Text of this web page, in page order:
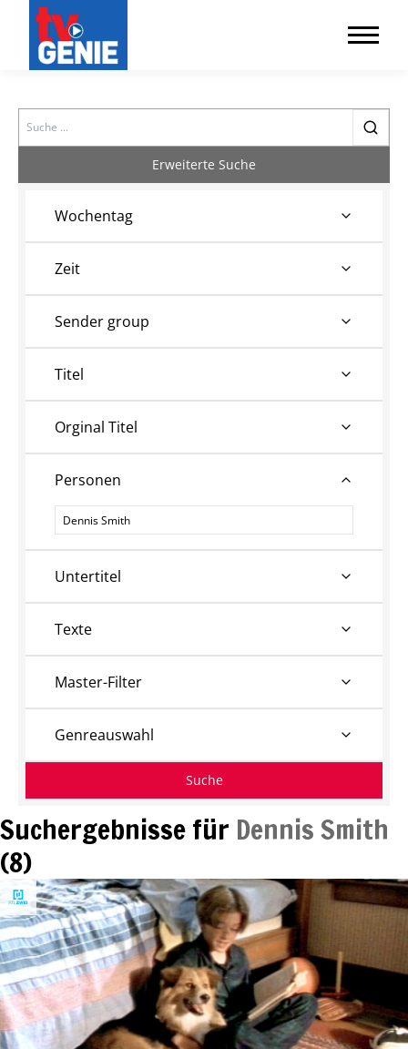
Search
Suchergebnisse für Dennis Smith
(8)
Erweiterte Suche
Wochentag
Zeit
Sender group
Titel
Orginal Titel
Personen
Personen
Untertitel
Texte
Master-Filter
Genreauswahl
Suche